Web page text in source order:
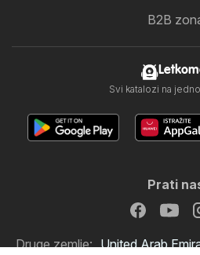
B2B
Svi katalozi na
Prati
Druge zemlje: United Arab